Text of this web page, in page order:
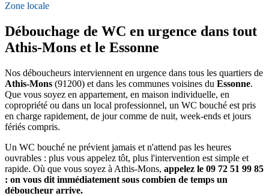
Zone locale
Débouchage de WC en urgence dans tout
Athis-Mons et le Essonne
Nos déboucheurs interviennent en urgence dans tous les quartiers de
Athis-Mons (91200) et dans les communes voisines du Essonne.
Que vous soyez en appartement, en maison individuelle, en
copropriété ou dans un local professionnel, un WC bouché est pris
en charge rapidement, de jour comme de nuit, week-ends et jours
fériés compris.
Un WC bouché ne prévient jamais et n'attend pas les heures
ouvrables : plus vous appelez tôt, plus l'intervention est simple et
rapide. Où que vous soyez à Athis-Mons, appelez le 09 72 51 99 85
: on vous dit immédiatement sous combien de temps un
déboucheur arrive.